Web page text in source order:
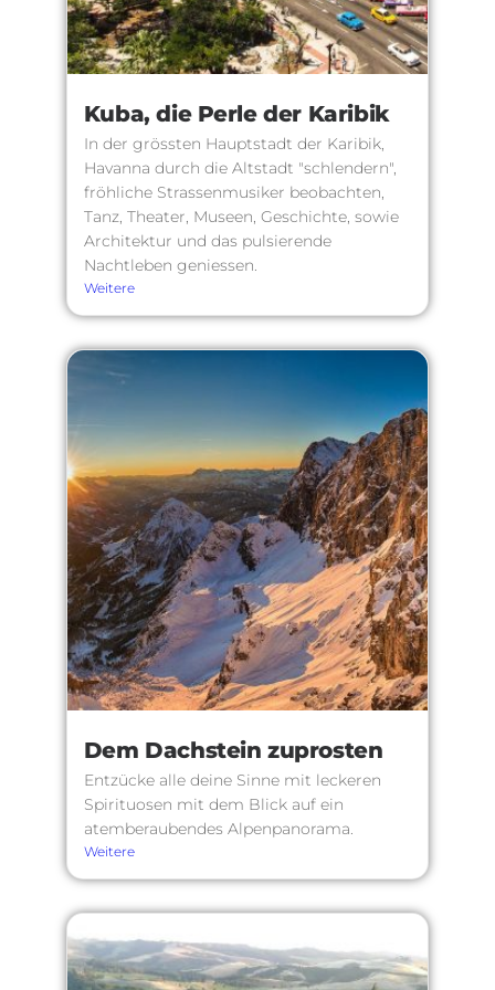
Kuba, die Perle der Karibik
In der grössten Hauptstadt der Karibik,
Havanna durch die Altstadt "schlendern",
fröhliche Strassenmusiker beobachten,
Tanz, Theater, Museen, Geschichte, sowie
Architektur und das pulsierende
Nachtleben geniessen.
Weitere
Dem Dachstein zuprosten
Entzücke alle deine Sinne mit leckeren
Spirituosen mit dem Blick auf ein
atemberaubendes Alpenpanorama.
Weitere